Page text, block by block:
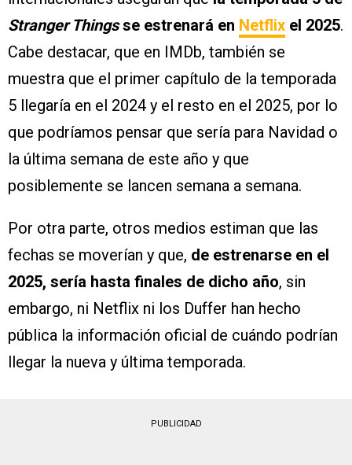
Stranger Thingsse estrenará en Netflix el 2025.
Cabe destacar, que en IMDb, también se
muestra que el primer capítulo de la temporada
5 llegaría en el 2024 y el resto en el 2025, por lo
que podríamos pensar que sería para Navidad o
la última semana de este año y que
posiblemente se lancen semana a semana.
Por otra parte, otros medios estiman que las
fechas se moverían y que, de estrenarse en el
2025, sería hasta finales de dicho año, sin
embargo, ni Netflix ni los Duffer han hecho
pública la información oficial de cuándo podrían
llegar la nueva y última temporada.
PUBLICIDAD